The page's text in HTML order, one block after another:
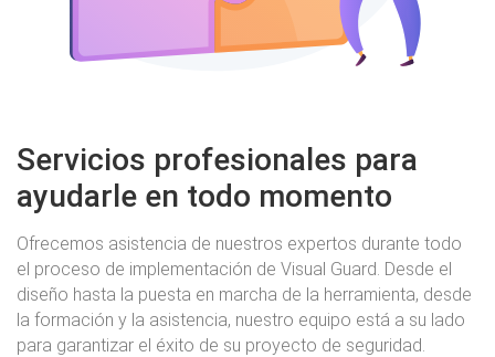
Servicios profesionales para
ayudarle en todo momento
Ofrecemos asistencia de nuestros expertos durante todo
el proceso de implementación de Visual Guard. Desde el
diseño hasta la puesta en marcha de la herramienta, desde
la formación y la asistencia, nuestro equipo está a su lado
para garantizar el éxito de su proyecto de seguridad.